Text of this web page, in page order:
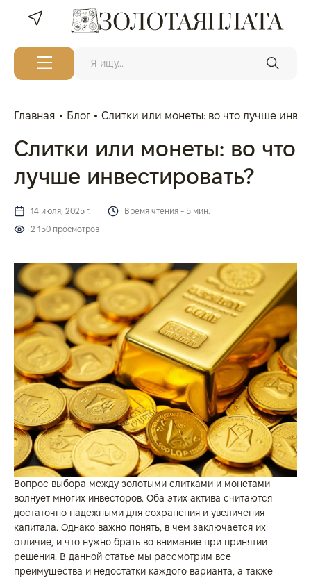
Главная Блог Слитки или монеты: во что лучше
Слитки или монеты: во что
лучше инвестировать?
14 июля, 2025 г.
Время чтения - 5 мин.
2 150 просмотров
Вопрос выбора между золотыми слитками и монетами
волнует многих инвесторов. Оба этих актива считаются
достаточно надежными для сохранения и увеличения
капитала. Однако важно понять, в чем заключается их
отличие, и что нужно брать во внимание при принятии
решения. В данной статье мы рассмотрим все
преимущества и недостатки каждого варианта, а также